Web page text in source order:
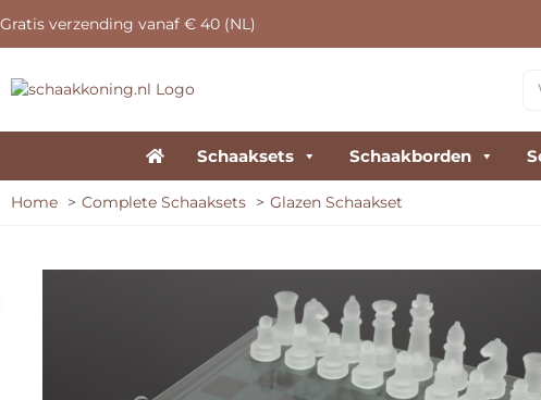
Gratis verzending vanaf € 40 (NL)
Schaaksets Schaakborden
Home Complete Schaaksets Glazen Schaakset